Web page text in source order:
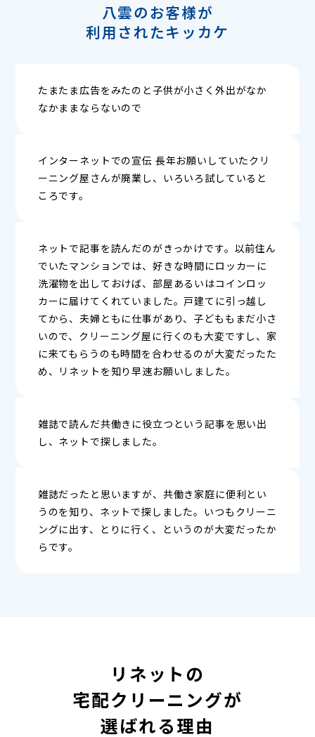
八雲のお客様が
利用されたキッカケ
たまたま広告をみたのと子供が小さく外出がなか
なかままならないので
インターネットでの宣伝 長年お願いしていたクリ
ーニング屋さんが廃業し、いろいろ試していると
ころです。
ネットで記事を読んだのがきっかけです。以前住ん
でいたマンションでは、好きな時間にロッカーに
洗濯物を出しておけば、部屋あるいはコインロッ
カーに届けてくれていました。戸建てに引っ越し
てから、夫婦ともに仕事があり、子どももまだ小さ
いので、クリーニング屋に行くのも大変ですし、家
に来てもらうのも時間を合わせるのが大変だったた
め、リネットを知り早速お願いしました。
雑誌で読んだ共働きに役立つという記事を思い出
し、ネットで探しました。
雑誌だったと思いますが、共働き家庭に便利とい
うのを知り、ネットで探しました。いつもクリーニ
ングに出す、とりに行く、というのが大変だったか
らです。
リネットの
宅配クリーニングが
選ばれる理由